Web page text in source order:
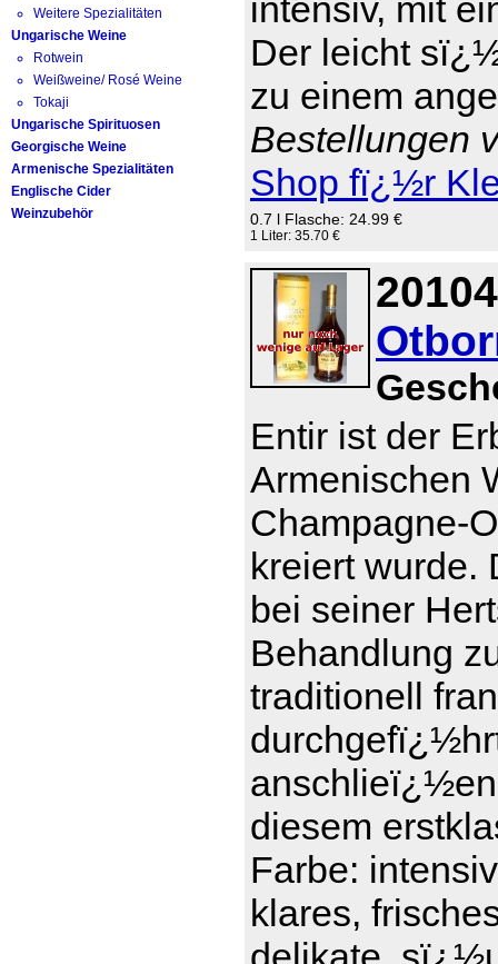
Weitere Spezialitäten
Ungarische Weine
Rotwein
Weißweine/ Rosé Weine
Tokaji
Ungarische Spirituosen
Georgische Weine
Armenische Spezialitäten
Englische Cider
Weinzubehör
intensiv, mit
Der leicht
zu einem
Bestellungen
Shop fï¿½r
0.7 l Flasche: 24.99 €
1 Liter: 35.70 €
Entir ist der
Armenischen
Champagne-
kreiert wurde.
bei seiner
Behandlung
traditionell
diesem
Farbe:
klares,